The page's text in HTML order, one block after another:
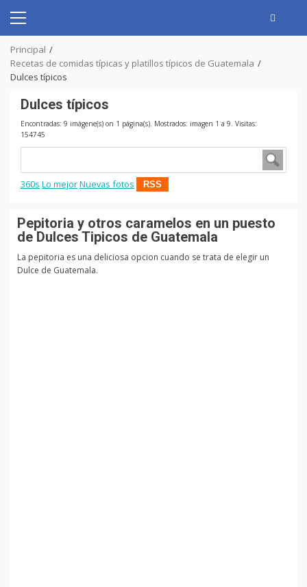
content
Primary
Principal
Recetas de comidas típicas y platillos típicos de Guatemala
Dulces típicos
Dulces típicos
Encontradas: 9 imágene(s) on 1 página(s). Mostrados: imagen 1 a 9. Visitas:
154745
360s Lo mejorNuevas fotos RSS
Pepitoria y otros caramelos en un puesto
de Dulces Tipicos de Guatemala
La pepitoria es una deliciosa opcion cuando se trata de elegir un
Dulce de Guatemala.